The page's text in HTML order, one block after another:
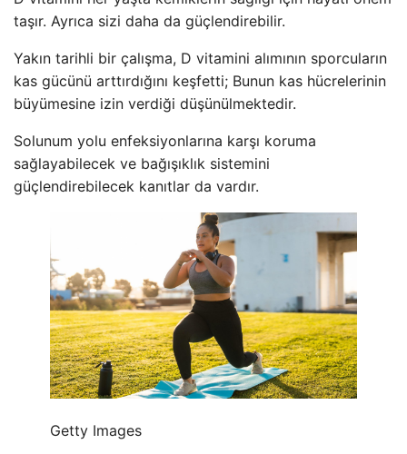
taşır. Ayrıca sizi daha da güçlendirebilir.
Yakın tarihli bir çalışma, D vitamini alımının sporcuların
kas gücünü arttırdığını keşfetti; Bunun kas hücrelerinin
büyümesine izin verdiği düşünülmektedir.
Solunum yolu enfeksiyonlarına karşı koruma
sağlayabilecek ve bağışıklık sistemini
güçlendirebilecek kanıtlar da vardır.
Getty Images